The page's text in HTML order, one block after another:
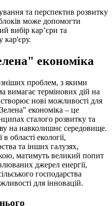
та перспектив розвитку
може допомогти
вибір кар’єри та
кар'єру.
економіка
проблем, з якими
вимагає термінових дій на
нові можливості для
економіка – це
сталого розвитку та
на навколишнє середовище.
області екології,
та інших галузях,
матимуть великий попит
джерел енергії,
господарства
для інновацій.